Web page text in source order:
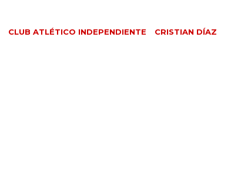
CLUB ATLÉTICO INDEPENDIENTE
CRISTIAN DÍAZ